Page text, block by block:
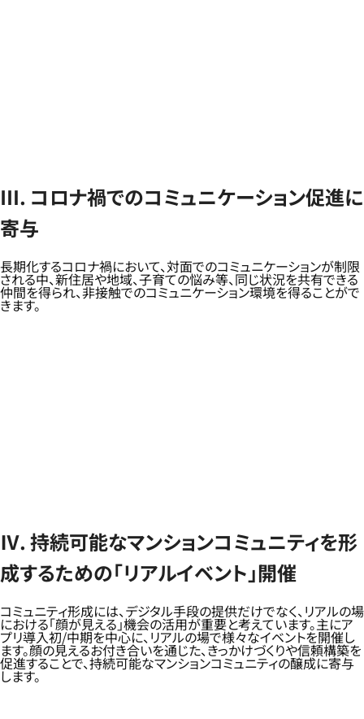
Ⅲ. コロナ禍でのコミュニケーション促進に
寄与
長期化するコロナ禍において、対面でのコミュニケーションが制限
される中、新住居や地域、子育ての悩み等、同じ状況を共有できる
仲間を得られ、非接触でのコミュニケーション環境を得ることがで
きます。
Ⅳ. 持続可能なマンションコミュニティを形
成するための「リアルイベント」開催
コミュニティ形成には、デジタル手段の提供だけでなく、リアルの場
における「顔が見える」機会の活用が重要と考えています。主にア
プリ導入初/中期を中心に、リアルの場で様々なイベントを開催し
ます。顔の見えるお付き合いを通じた、きっかけづくりや信頼構築を
促進することで、持続可能なマンションコミュニティの醸成に寄与
します。